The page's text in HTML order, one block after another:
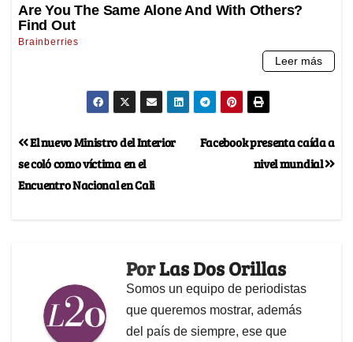
Facebook presenta caída a
nivel mundial
El nuevo Ministro del Interior
se coló como víctima en el
Encuentro Nacional en Cali
PorLas Dos Orillas
Somos un equipo de periodistas
que queremos mostrar, además
del país de siempre, ese que